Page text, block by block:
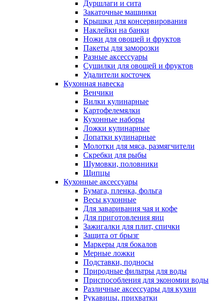
Дуршлаги и сита
Закаточные машинки
Крышки для консервирования
Наклейки на банки
Ножи для овощей и фруктов
Пакеты для заморозки
Разные аксессуары
Сушилки для овощей и фруктов
Удалители косточек
Кухонная навеска
Венчики
Вилки кулинарные
Картофелемялки
Кухонные наборы
Ложки кулинарные
Лопатки кулинарные
Молотки для мяса, размягчители
Скребки для рыбы
Шумовки, половники
Щипцы
Кухонные аксессуары
Бумага, пленка, фольга
Весы кухонные
Для заваривания чая и кофе
Для приготовления яиц
Зажигалки для плит, спички
Защита от брызг
Маркеры для бокалов
Мерные ложки
Подставки, подносы
Природные фильтры для воды
Приспособления для экономии воды
Различные аксессуары для кухни
Рукавицы, прихватки